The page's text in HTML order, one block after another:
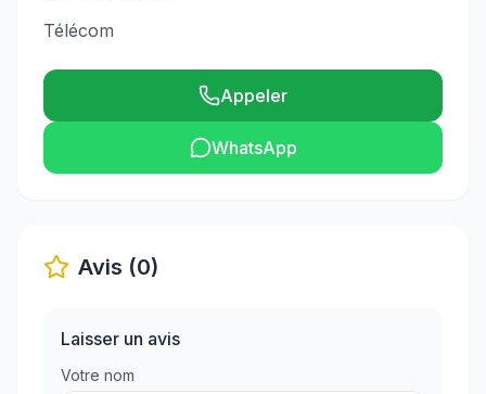
Télécom
Appeler
WhatsApp
Avis (0)
Laisser un avis
Votre nom